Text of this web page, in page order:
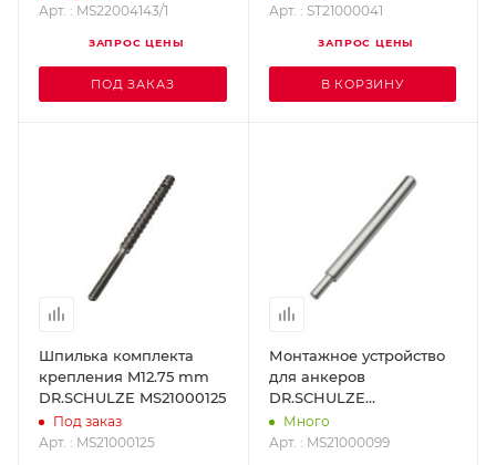
Арт. : MS22004143/1
ЗАПРОС ЦЕНЫ
ПОД ЗАКАЗ
Арт. : ST21000041
ЗАПРОС ЦЕНЫ
В КОРЗИНУ
Шпилька комплекта
крепления M12.75 mm
DR.SCHULZE MS21000125
Под заказ
Арт. : MS21000125
Монтажное устройство
для анкеров
DR.SCHULZE
MS21000099
Много
Арт. : MS21000099